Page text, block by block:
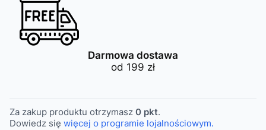
Darmowa dostawa
od 199 zł
Za zakup produktu otrzymasz 0 pkt.
Dowiedz się więcej o programie lojalnościowym.